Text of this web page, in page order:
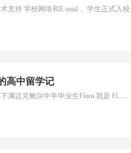
支持 学校网络和E-mail， 学生正式入校
高中留学记
属迈克鲍尔中学毕业生Flora 我是 Fl......